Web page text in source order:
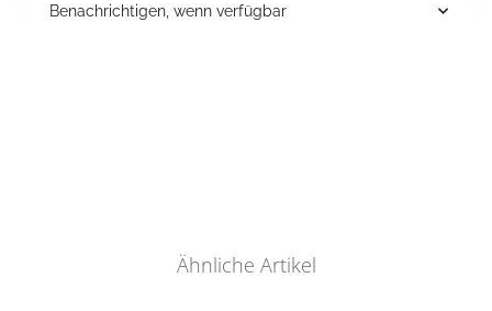
Benachrichtigen, wenn verfügbar
Ähnliche Artikel